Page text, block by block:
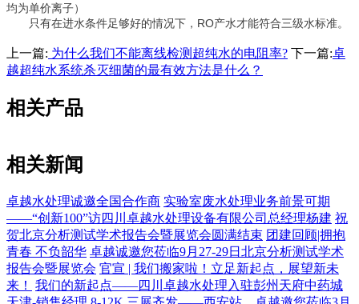
均为单价离子）
只有在进水条件足够好的情况下，RO产水才能符合三级水标准。
上一篇: 为什么我们不能离线检测超纯水的电阻率? 下一篇:卓
越超纯水系统杀灭细菌的最有效方法是什么？
相关产品
相关新闻
卓越水处理诚邀全国合作商 实验室废水处理业务前景可期
——“创新100”访四川卓越水处理设备有限公司总经理杨建 祝
贺北京分析测试学术报告会暨展览会圆满结束 团建回顾|拥抱
青春 不负韶华 卓越诚邀您莅临9月27-29日北京分析测试学术
报告会暨展览会 官宣 | 我们搬家啦！立足新起点，展望新未
来！
我们的新起点——四川卓越水处理入驻彭州天府中药城